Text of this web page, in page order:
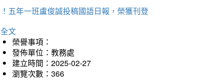
五年一班盧俊誠投稿國語日報，榮獲刊登
文
榮譽事項：
發佈單位：教務處
建立時間：2025-02-27
瀏覽次數：366